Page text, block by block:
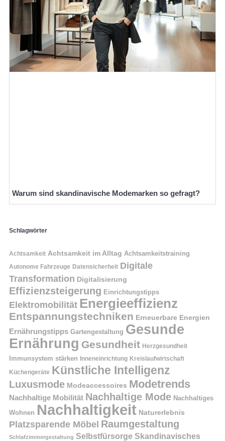
Warum sind skandinavische Modemarken so gefragt?
Schlagwörter
Achtsamkeit Achtsamkeit im Alltag Achtsamkeitstraining
Autonome Fahrzeuge Datensicherheit Digitale
Transformation Digitalisierung
Effizienzsteigerung Einrichtungstipps
Elektromobilität Energieeffizienz
Entspannungstechniken Erneuerbare Energien
Ernährungstipps Gartengestaltung Gesunde
Ernährung Gesundheit Herzgesundheit
Immunsystem stärken Inneneinrichtung Kreislaufwirtschaft
Küchengeräte Künstliche Intelligenz
Luxusmode Modeaccessoires Modetrends
Nachhaltige Mobilität Nachhaltige Mode Nachhaltiges
Wohnen Nachhaltigkeit Naturerlebnis
Platzsparende Möbel Raumgestaltung
Schlafzimmergestaltung Selbstfürsorge Skandinavisches